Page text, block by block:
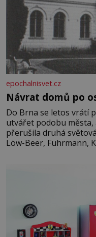
epochalnisvet.cz
Návrat domů po
Do Brna se letos vrátí
utvářet podobu města,
přerušila druhá
Löw-Beer, Fuhrmann,
jednoduché. Místa,